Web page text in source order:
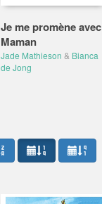
Je me promène avec
Maman
Jade Mathieson & Bianca
de Jong